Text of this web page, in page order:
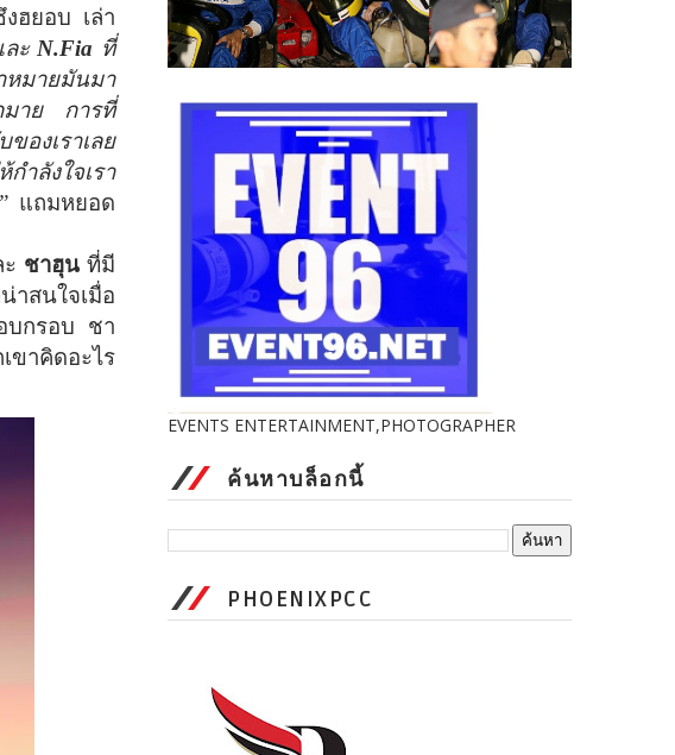
ฮยอบ เล่า
ะ N.Fia ที่
หมายมันมา
มาย การที่
องเราเลย
ำลังใจเรา
แถมหยอด
ชาฮุนที่มี
สนใจเมื่อ
บกรอบ ชา
ขาคิดอะไร
EVENTS ENTERTAINMENT,PHOTOGRAPHER
ค้นหาบล็อกนี้
PHOENIXPCC